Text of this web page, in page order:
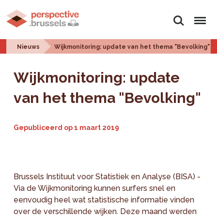
Zoeken Menu
Nieuws Wijkmonitoring: update van het thema "Bevolking"
Wijkmonitoring: update
van het thema "Bevolking"
Gepubliceerd op1 maart 2019
Brussels Instituut voor Statistiek en Analyse (BISA) -
Via de Wijkmonitoring kunnen surfers snel en
eenvoudig heel wat statistische informatie vinden
over de verschillende wijken. Deze maand werden